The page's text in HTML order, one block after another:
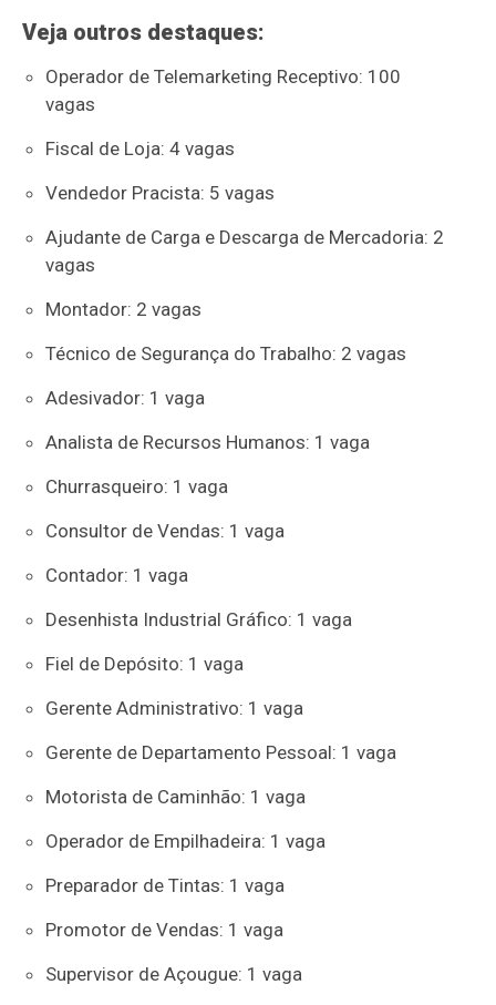
Veja outros destaques:
Operador de Telemarketing Receptivo: 100
vagas
Fiscal de Loja: 4 vagas
Vendedor Pracista: 5 vagas
Ajudante de Carga e Descarga de Mercadoria: 2
vagas
Montador: 2 vagas
Técnico de Segurança do Trabalho: 2 vagas
Adesivador: 1 vaga
Analista de Recursos Humanos: 1 vaga
Churrasqueiro: 1 vaga
Consultor de Vendas: 1 vaga
Contador: 1 vaga
Desenhista Industrial Gráfico: 1 vaga
Fiel de Depósito: 1 vaga
Gerente Administrativo: 1 vaga
Gerente de Departamento Pessoal: 1 vaga
Motorista de Caminhão: 1 vaga
Operador de Empilhadeira: 1 vaga
Preparador de Tintas: 1 vaga
Promotor de Vendas: 1 vaga
Supervisor de Açougue: 1 vaga